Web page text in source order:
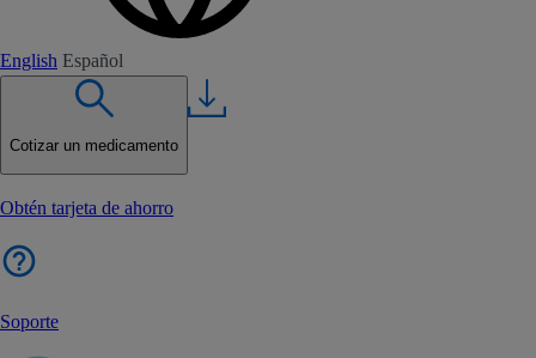
English Español
Cotizar un medicamento
Obtén tarjeta de ahorro
Soporte